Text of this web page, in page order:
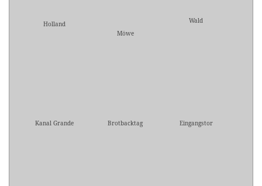
Holland
Möwe
Wald
Kanal Grande Brotbacktag Eingangstor